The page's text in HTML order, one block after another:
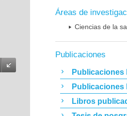
Áreas de
Ciencias de la
Publicaciones
Publicaciones
Publicaciones
Libros